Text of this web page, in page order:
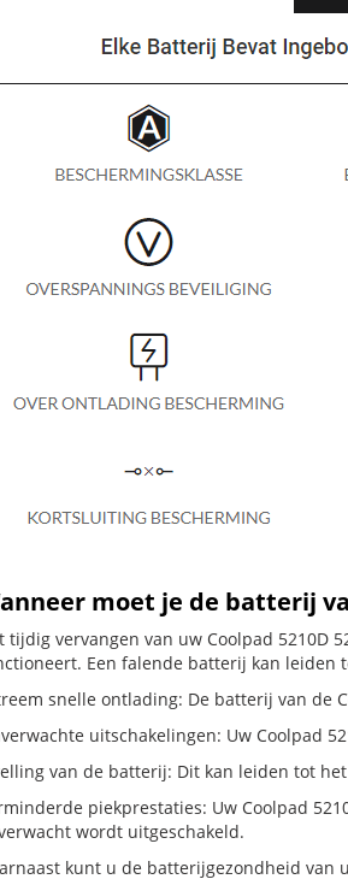
moet je de batterij
tijdig vervangen van uw Coolpad 5210D
Een falende batterij kan leiden
snelle ontlading: De batterij van de
uitschakelingen: Uw Coolpad
van de batterij: Dit kan leiden tot
piekprestaties: Uw Coolpad
wordt uitgeschakeld.
kunt u de batterijgezondheid van